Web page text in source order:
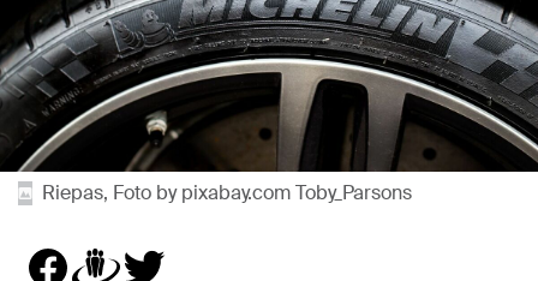
Riepas, Foto by pixabay.com Toby_Parsons